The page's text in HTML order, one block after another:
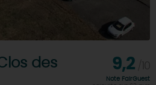
des
9,2
Note FairGuest